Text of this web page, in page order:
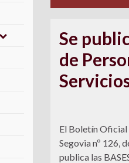
Se
de
El Boletín Oficial
Segovia nº 126,
publica las